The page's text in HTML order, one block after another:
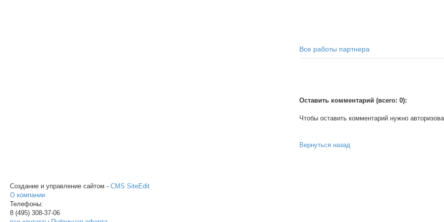
Все работы партнера
Оставить комментарий (всего: 0):
Чтобы оставить комментарий нужно
Вернуться назад
Создание и управление сайтом - CMS SiteEdit
О компании
Телефоны:
8 (495) 308-37-06